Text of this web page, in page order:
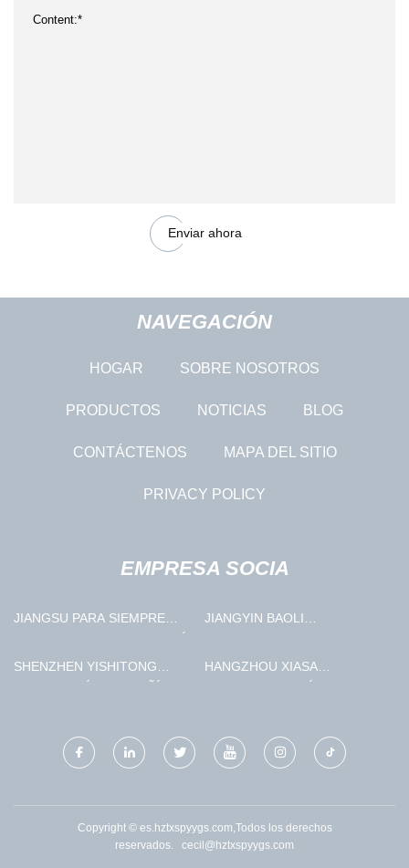
Enviar ahora
NAVEGACIÓN
HOGAR SOBRE NOSOTROS
PRODUCTOS NOTICIAS BLOG
CONTÁCTENOS MAPA DEL SITIO
PRIVACY POLICY
EMPRESA SOCIA
JIANGSU PARA SIEMPRE
COMPAÑÍA, LIMITADO
JIANGYIN BAOLI
MANUFACTURING CO., LTD
SHENZHEN YISHITONG
HANGZHOU XIASA
Copyright © es.hztxspyygs.com,Todos los derechos
reservados. cecil@hztxspyygs.com